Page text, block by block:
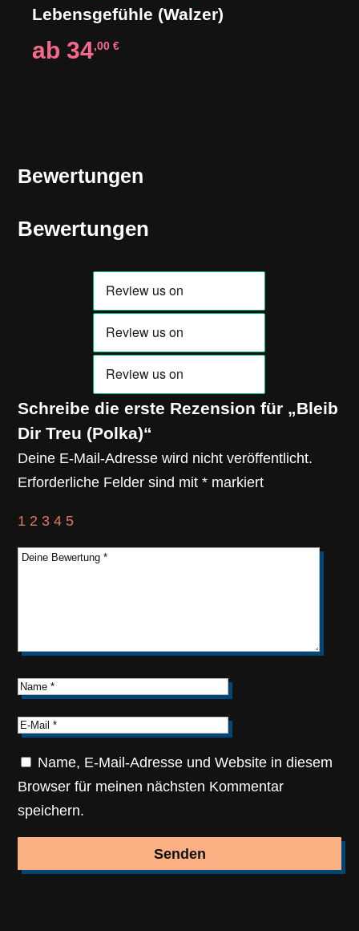
Lebensgefühle (Walzer)
ab34,00€
Bewertungen
Bewertungen
Schreibe die erste Rezension für „Bleib
Dir Treu (Polka)“
Deine E-Mail-Adresse wird nicht veröffentlicht.
Erforderliche Felder sind mit* markiert
1 2 3 4 5
Name, E-Mail-Adresse und Website in diesem
Browser für meinen nächsten Kommentar
speichern.
Senden